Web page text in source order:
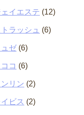
ェイエステ (12)
トラッシュ (6)
ュゼ (6)
コ (6)
ンリン (2)
ビス (2)